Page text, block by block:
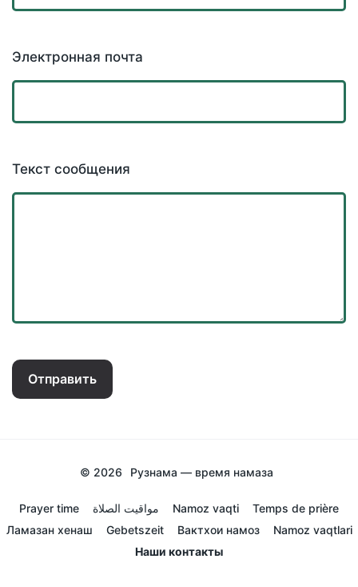
Электронная почта
Текст сообщения
Отправить
© 2026 Рузнама — время намаза
Prayer time مواقيت الصلاة Namoz vaqti
Temps de prière
Ламазан хенаш
Gebetszeit Вактхои намоз
Namoz vaqtlari
Наши контакты